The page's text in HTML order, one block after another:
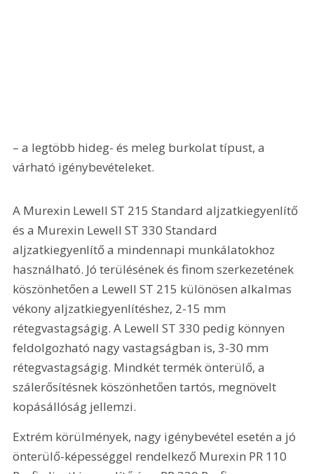
– a legtöbb hideg- és meleg burkolat típust, a
várható igénybevételeket.
A Murexin Lewell ST 215 Standard aljzatkiegyenlítő
és a Murexin Lewell ST 330 Standard
aljzatkiegyenlítő a mindennapi munkálatokhoz
használható. Jó terülésének és finom szerkezetének
köszönhetően a Lewell ST 215 különösen alkalmas
vékony aljzatkiegyenlítéshez, 2-15 mm
rétegvastagságig. A Lewell ST 330 pedig könnyen
feldolgozható nagy vastagságban is, 3-30 mm
rétegvastagságig. Mindkét termék önterülő, a
szálerősítésnek köszönhetően tartós, megnövelt
kopásállóság jellemzi.
Extrém körülmények, nagy igénybevétel esetén a jó
önterülő-képességgel rendelkező Murexin PR 110